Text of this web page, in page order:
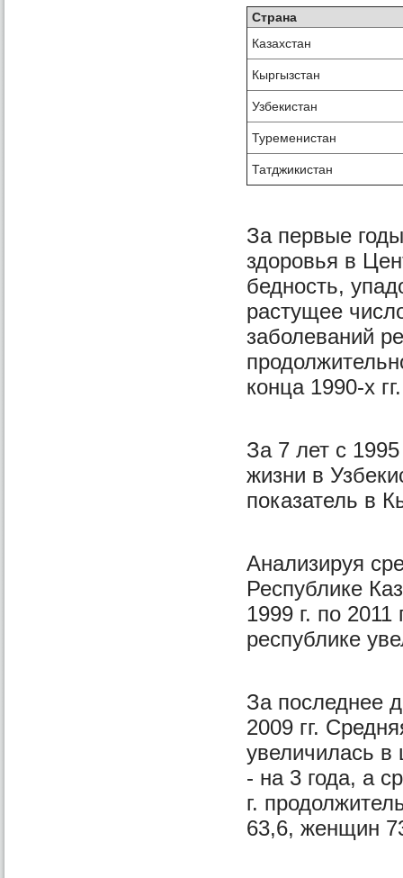
Страна
Казахстан
Кыргызстан
Узбекистан
Туременистан
Татджикистан
За первые
здоровья в
бедность,
растущее
заболеваний
конца 1990-х гг.
За 7 лет с
жизни в
показатель в
Анализируя
Республике
1999 г. по
республике
За последнее
2009 гг.
увеличилась в
- на 3 года, а
г.
63,6, женщин